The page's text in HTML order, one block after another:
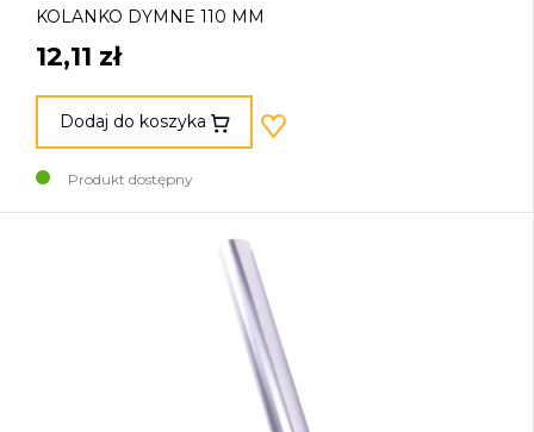
KOLANKO DYMNE 110 MM
12,11 zł
Dodaj do koszyka
Produkt dostępny